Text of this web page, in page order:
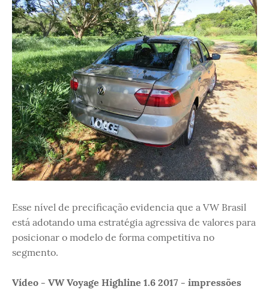
Esse nível de precificação evidencia que a VW Brasil
está adotando uma estratégia agressiva de valores para
posicionar o modelo de forma competitiva no
segmento.
Vídeo - VW Voyage Highline 1.6 2017 - impressões